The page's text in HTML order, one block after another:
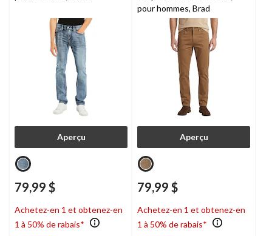
Aperçu
79,99 $
Achetez-en 1 et obtenez-en
1 à 50% de rabais*
pour hommes, Brad
Aperçu
79,99 $
Achetez-en 1 et obtenez-en
1 à 50% de rabais*